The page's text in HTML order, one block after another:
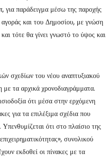
για παράδειγμα μέσω της παροχής
αγοράς και του Δημοσίου, με γνώση
τότε θα γίνει γνωστό το ύψος και
σχεδίων του νέου αναπτυξιακού
τα αρχικά χρονοδιαγράμματα.
ότι μέσα στην ερχόμενη
για τα επιλέξιμα σχέδια που
ότι στο πλαίσιο της
συνολικού
εκδοθεί οι πίνακες με τα